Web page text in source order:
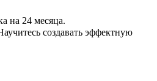
на 24 месяца.
создавать эффектную